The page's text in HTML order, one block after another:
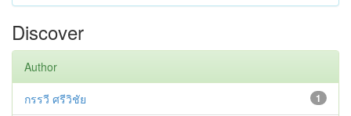
Discover
Author
1
กรรวี ศรีวิชัย